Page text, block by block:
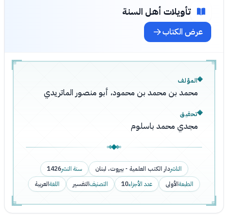
تأويلات أهل السنة
عرض الكتاب
المؤلف
محمد بن محمد بن محمود، أبو منصور الماتريدي
تحقيق
مجدي محمد باسلوم
الناشردار الكتب العلمية - بيروت، لبنان سنة النشر1426
الطبعةالأولى عدد الأجزاء10 التصنيفالتفسير اللغةالعربية